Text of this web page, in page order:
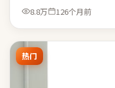
8.8万
126个月前
热门